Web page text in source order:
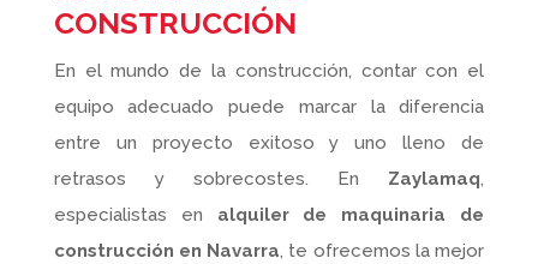
CONSTRUCCIÓN
En el mundo de la construcción, contar con el
equipo adecuado puede marcar la diferencia
entre un proyecto exitoso y uno lleno de
retrasos y sobrecostes. En Zaylamaq,
especialistas en alquiler de maquinaria de
construcción en Navarra, te ofrecemos la mejor